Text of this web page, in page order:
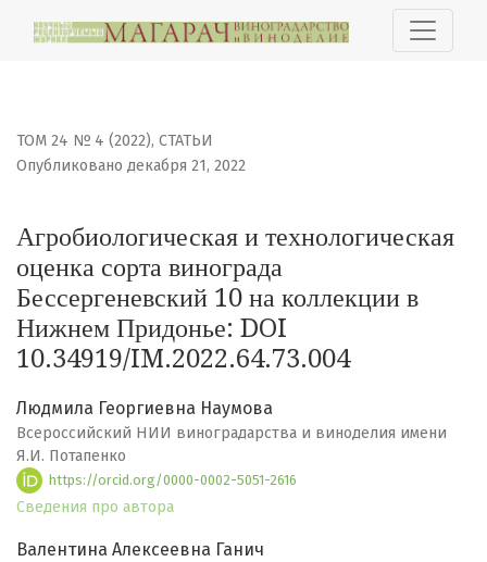
Агробиологическая и технологическая оценка
ТОМ 24 № 4 (2022), СТАТЬИ
Агробиологическая и технологическая
оценка сорта винограда
Бессергеневский 10 на коллекции в
Нижнем Придонье: DOI
10.34919/IM.2022.64.73.004
Опубликовано декабря 21, 2022
Людмила Георгиевна Наумова
Всероссийский НИИ виноградарства и виноделия имени
Я.И. Потапенко
https://orcid.org/0000-0002-5051-2616
Сведения про автора
Валентина Алексеевна Ганич